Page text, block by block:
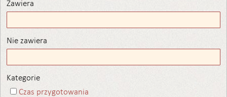
Zawiera
Nie zawiera
Kategorie
Czas przygotowania